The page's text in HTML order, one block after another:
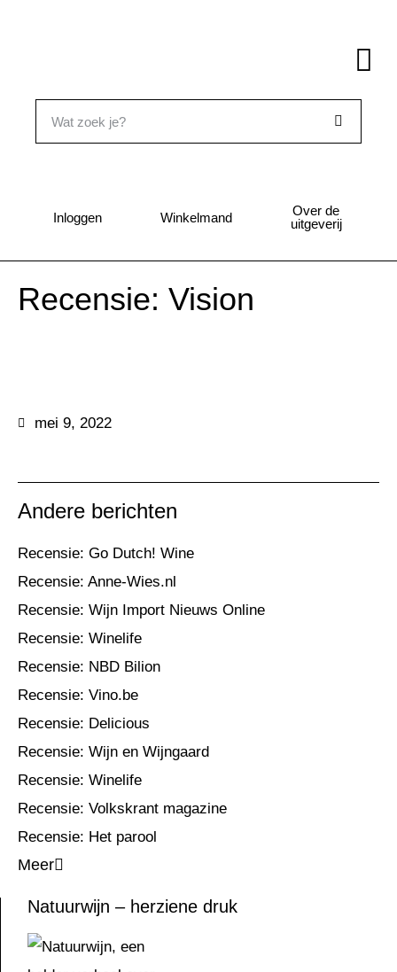
Inloggen Winkelmand
Over de
uitgeverij
Recensie: Vision
mei 9, 2022
Andere berichten
Recensie: Go Dutch! Wine
Recensie: Anne-Wies.nl
Recensie: Wijn Import Nieuws Online
Recensie: Winelife
Recensie: NBD Bilion
Recensie: Vino.be
Recensie: Delicious
Recensie: Wijn en Wijngaard
Recensie: Winelife
Recensie: Volkskrant magazine
Recensie: Het parool
Meer
Natuurwijn – herziene druk